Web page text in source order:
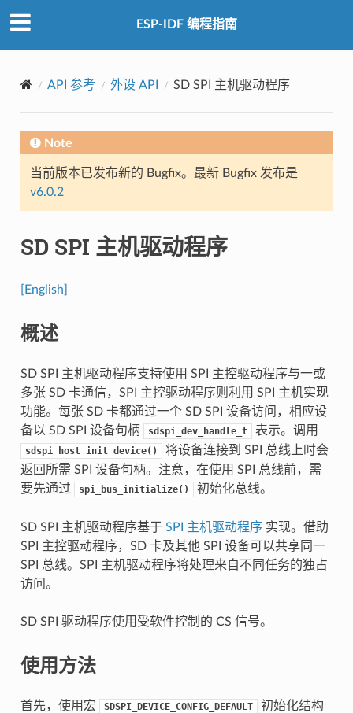
ESP-IDF 编程指南
API 参考 外设 API SD SPI 主机驱动程序
Note
当前版本已发布新的 Bugfix。最新 Bugfix 发布是
v6.0.2
SD SPI 主机驱动程序
[English]
概述
SD SPI 主机驱动程序支持使用 SPI 主控驱动程序与一或
多张 SD 卡通信，SPI 主控驱动程序则利用 SPI 主机实现
功能。每张 SD 卡都通过一个 SD SPI 设备访问，相应设
备以 SD SPI 设备句柄
sdspi_dev_handle_t 表示。调用
sdspi_host_init_device()
将设备连接到 SPI 总线上时会
返回所需 SPI 设备句柄。注意，在使用 SPI 总线前，需
要先通过
spi_bus_initialize() 初始化总线。
SD SPI 主机驱动程序基于 SPI 主机驱动程序 实现。借助
SPI 主控驱动程序，SD 卡及其他 SPI 设备可以共享同一
SPI 总线。SPI 主机驱动程序将处理来自不同任务的独占
访问。
SD SPI 驱动程序使用受软件控制的 CS 信号。
使用方法
首先，使用宏 SDSPI_DEVICE_CONFIG_DEFAULT
初始化结构